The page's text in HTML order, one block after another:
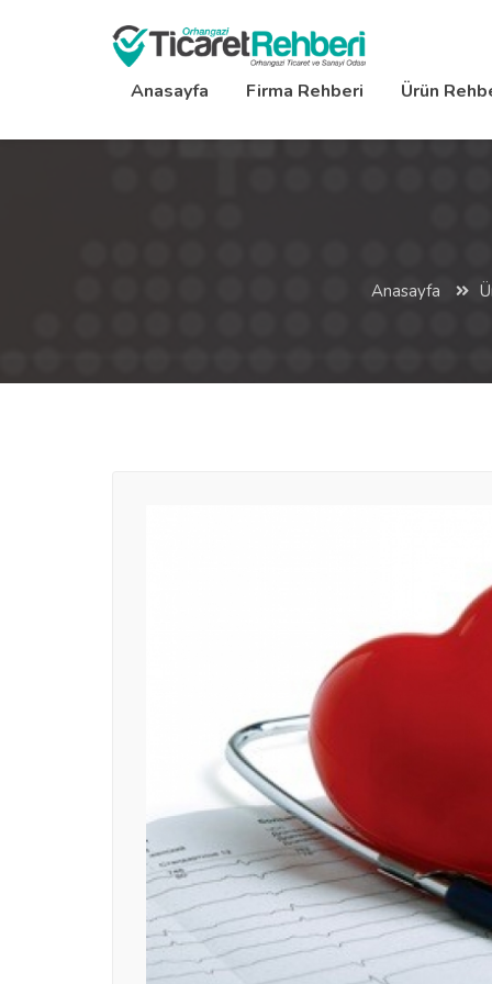
Anasayfa Firma Rehberi Ürün
Anasayfa